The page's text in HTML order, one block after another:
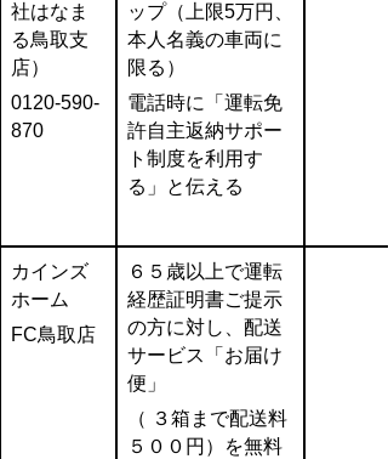
社はなま
る鳥取支
店）
0120‐590‐
870
ップ（上限5万円、
本人名義の車両に
限る）
電話時に「運転免
許自主返納サポー
ト制度を利用す
る」と伝える
カインズ
ホーム
FC鳥取店
６５歳以上で運転
経歴証明書ご提示
の方に対し、配送
サービス「お届け
便」
（ ３箱まで配送料
５００円）を無料